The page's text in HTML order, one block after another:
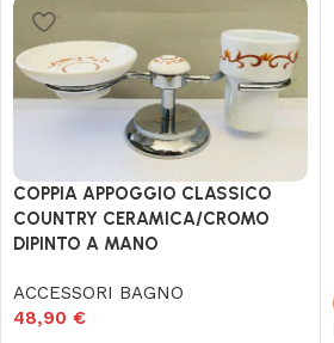
COPPIA APPOGGIO CLASSICO
COUNTRY CERAMICA/CROMO
DIPINTO A MANO
ACCESSORI BAGNO
48,90 €